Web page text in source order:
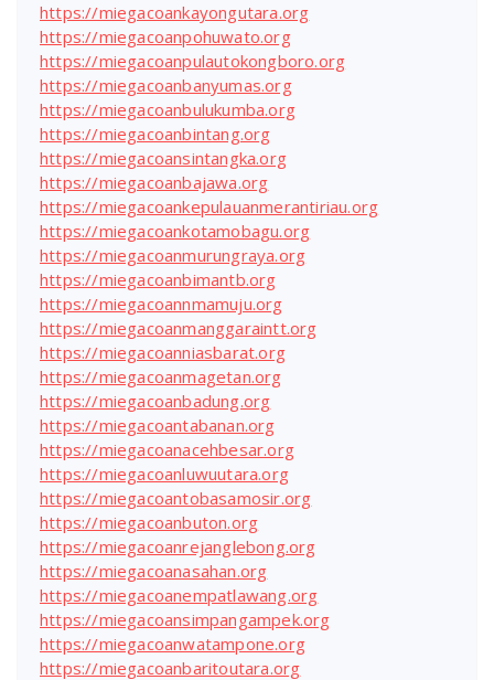
https://miegacoankayongutara.org
https://miegacoanpohuwato.org
https://miegacoanpulautokongboro.org
https://miegacoanbanyumas.org
https://miegacoanbulukumba.org
https://miegacoanbintang.org
https://miegacoansintangka.org
https://miegacoanbajawa.org
https://miegacoankepulauanmerantiriau.org
https://miegacoankotamobagu.org
https://miegacoanmurungraya.org
https://miegacoanbimantb.org
https://miegacoannmamuju.org
https://miegacoanmanggaraintt.org
https://miegacoanniasbarat.org
https://miegacoanmagetan.org
https://miegacoanbadung.org
https://miegacoantabanan.org
https://miegacoanacehbesar.org
https://miegacoanluwuutara.org
https://miegacoantobasamosir.org
https://miegacoanbuton.org
https://miegacoanrejanglebong.org
https://miegacoanasahan.org
https://miegacoanempatlawang.org
https://miegacoansimpangampek.org
https://miegacoanwatampone.org
https://miegacoanbaritoutara.org